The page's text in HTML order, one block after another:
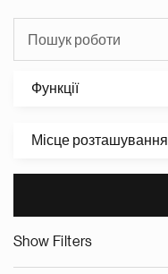
Функції
Місце розташування
Show Filters